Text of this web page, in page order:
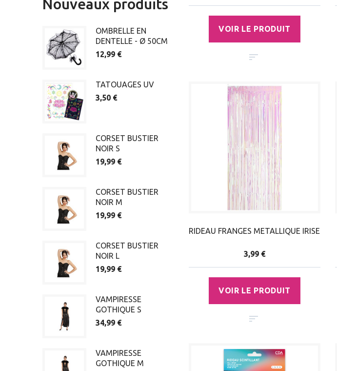
VOIR LE PRODUIT
RIDEAU FRANGES METALLIQUE IRISE
3,99 €
VOIR LE PRODUIT
Nouveaux produits
OMBRELLE EN
DENTELLE - Ø 50CM
12,99 €
TATOUAGES UV
3,50 €
CORSET BUSTIER
NOIR S
19,99 €
CORSET BUSTIER
NOIR M
19,99 €
CORSET BUSTIER
NOIR L
19,99 €
VAMPIRESSE
GOTHIQUE S
34,99 €
VAMPIRESSE
GOTHIQUE M